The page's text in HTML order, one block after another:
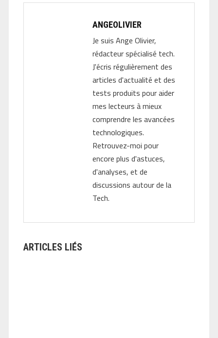
ANGEOLIVIER
Je suis Ange Olivier,
rédacteur spécialisé tech.
J'écris régulièrement des
articles d'actualité et des
tests produits pour aider
mes lecteurs à mieux
comprendre les avancées
technologiques.
Retrouvez-moi pour
encore plus d'astuces,
d'analyses, et de
discussions autour de la
Tech.
ARTICLES LIÉS